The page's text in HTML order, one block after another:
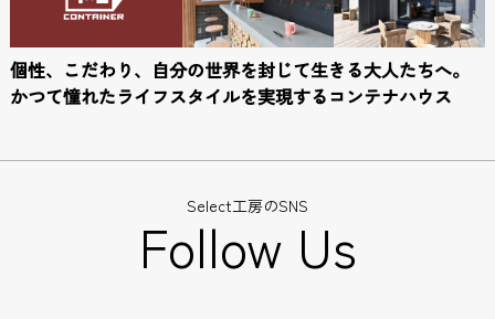
個性、こだわり、自分の世界を封じて生きる大人たちへ。
かつて憧れたライフスタイルを実現するコンテナハウス
Select工房のSNS
Follow Us